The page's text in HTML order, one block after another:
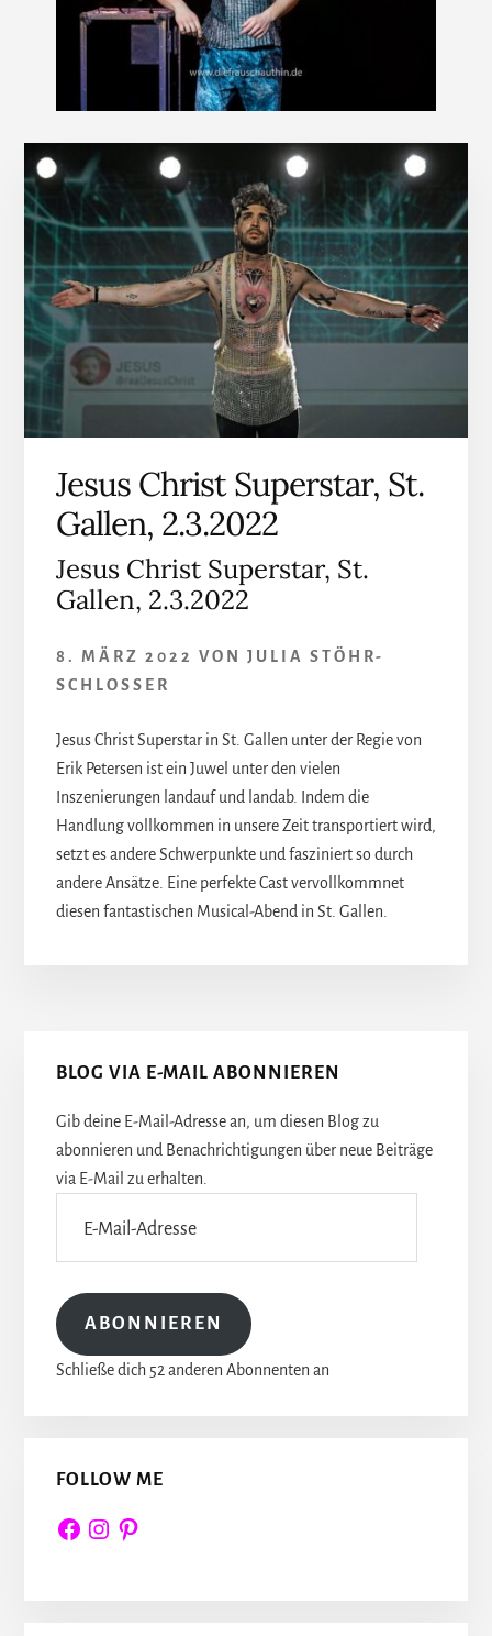
Jesus Christ Superstar, St.
Gallen, 2.3.2022
Jesus Christ Superstar, St.
Gallen, 2.3.2022
8. MÄRZ 2022 VON JULIA STÖHR-
SCHLOSSER
Jesus Christ Superstar in St. Gallen unter der Regie von
Erik Petersen ist ein Juwel unter den vielen
Inszenierungen landauf und landab. Indem die
Handlung vollkommen in unsere Zeit transportiert wird,
setzt es andere Schwerpunkte und fasziniert so durch
andere Ansätze. Eine perfekte Cast vervollkommnet
diesen fantastischen Musical-Abend in St. Gallen.
Seitenspalte
BLOG VIA E-MAIL ABONNIEREN
Gib deine E-Mail-Adresse an, um diesen Blog zu
abonnieren und Benachrichtigungen über neue Beiträge
via E-Mail zu erhalten.
Mail-
Adresse
ABONNIEREN
Schließe dich 52 anderen Abonnenten an
FOLLOW ME
FacebookInstagram
Pinterest